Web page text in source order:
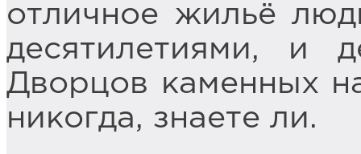
отличное жильё
десятилетиями, и
Дворцов каменных
никогда, знаете ли.